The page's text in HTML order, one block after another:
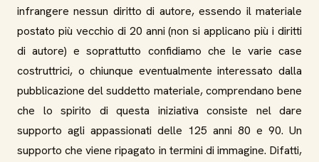
infrangere nessun diritto di autore, essendo il materiale
postato più vecchio di 20 anni (non si applicano più i diritti
di autore) e soprattutto confidiamo che le varie case
costruttrici, o chiunque eventualmente interessato dalla
pubblicazione del suddetto materiale, comprendano bene
che lo spirito di questa iniziativa consiste nel dare
supporto agli appassionati delle 125 anni 80 e 90. Un
supporto che viene ripagato in termini di immagine. Difatti,